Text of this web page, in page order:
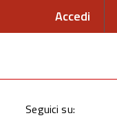
Accedi
Seguici su: